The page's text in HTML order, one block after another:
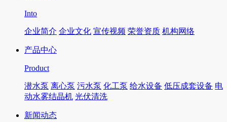
Into
企业简介 企业文化 宣传视频 荣誉资质 机构网络
产品中心
Product
潜水泵 离心泵 污水泵 化工泵 给水设备 低压成套设备 电
动水雾结晶机 光伏清洗
新闻动态